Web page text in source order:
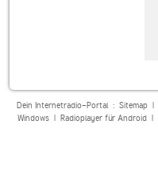
Dein Internetradio-Portal : Sitemap|
Windows| Radioplayer für Android|